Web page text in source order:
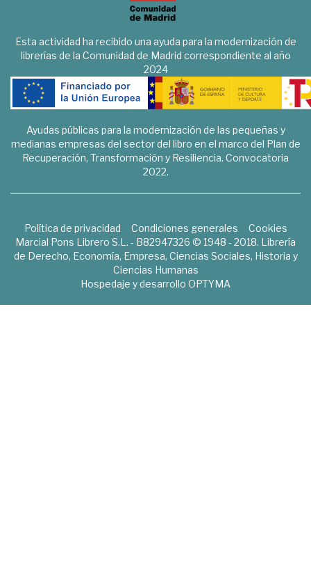
Esta actividad ha recibido una ayuda para la modernización de
librerías de la Comunidad de Madrid correspondiente al año
2024
Ayudas públicas para la modernización de las pequeñas y
medianas empresas del sector del libro en el marco del Plan de
Recuperación, Transformación y Resiliencia. Convocatoria
2022.
Política de privacidad Condiciones generales
Cookies
Marcial Pons Librero S.L. - B82947326 © 1948 - 2018. Librería
de Derecho, Economía, Empresa, Ciencias Sociales, Historia y
Ciencias Humanas
Hospedaje y desarrollo OPTYMA